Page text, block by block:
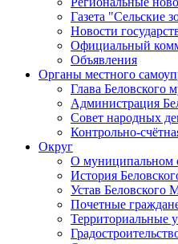
Газета "Сельские
Новости
Официальный
Объявления
Органы местного
Глава Беловского
Администрация
Совет народных
Контрольно-
Округ
О муниципальном
История
Устав Беловского
Почетные
Территориальные